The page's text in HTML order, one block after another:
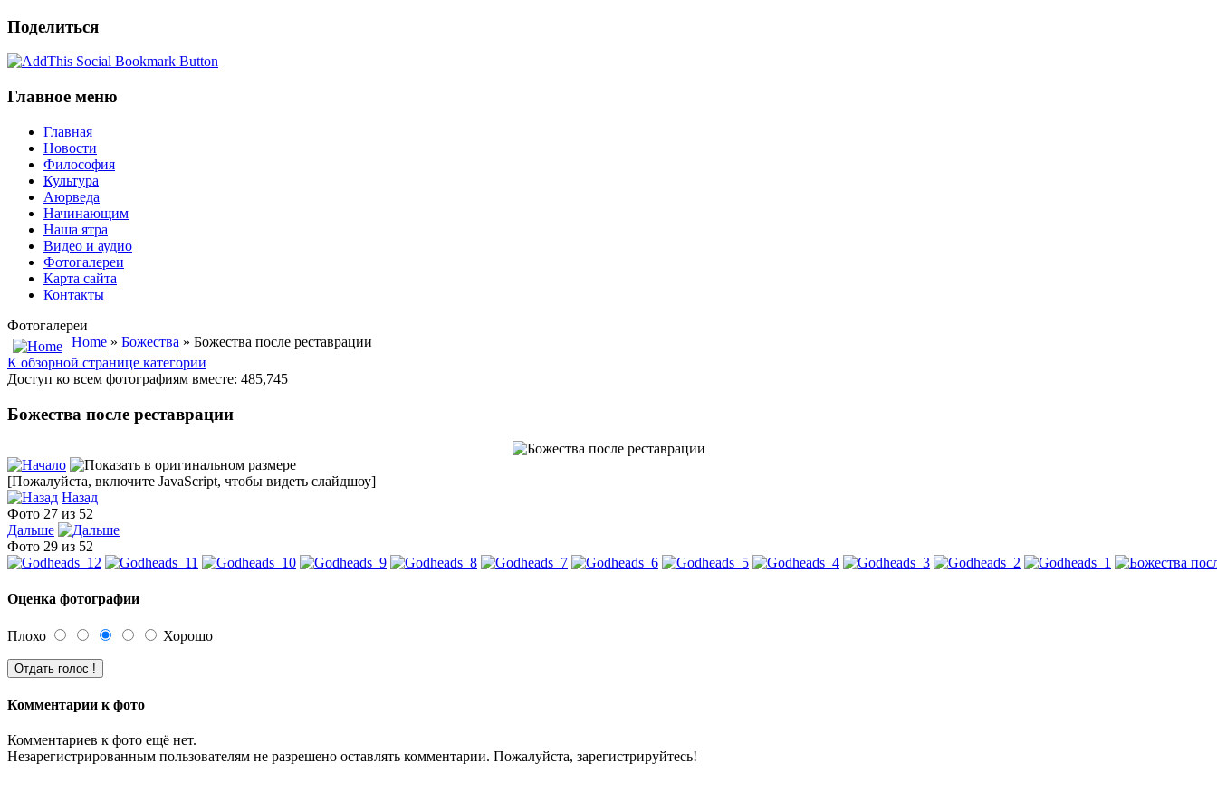
Поделиться
Главное меню
Главная
Новости
Философия
Культура
Аюрведа
Начинающим
Наша ятра
Видео и аудио
Фотогалереи
Карта сайта
Контакты
Фотогалереи
Home » Божества » Божества после реставрации
К обзорной странице категории
Доступ ко всем фотографиям вместе: 485,745
Божества после реставрации
[Пожалуйста, включите JavaScript, чтобы видеть слайдшоу]
Назад
Фото 27 из 52
Дальше
Фото 29 из 52
Оценка фотографии
Плохо Хорошо
Комментарии к фото
Комментариев к фото ещё нет.
Незарегистрированным пользователям не разрешено оставлять комментарии. Пожалуйста, зарегистрируйтесь!